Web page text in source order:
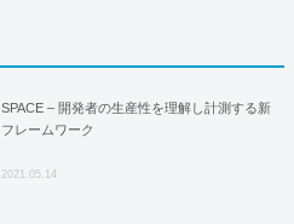
SPACE – 開発者の生産性を理解し計測する新
フレームワーク
2021.05.14